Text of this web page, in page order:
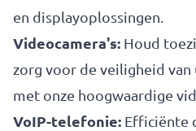
en displayoplossingen.
Videocamera's: Houd
zorg voor de veiligheid van
met onze hoogwaardige
VoIP-telefonie: Efficiënte